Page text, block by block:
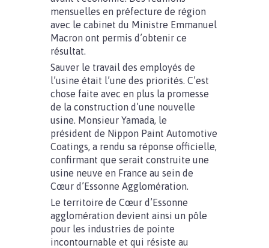
mensuelles en préfecture de région
avec le cabinet du Ministre Emmanuel
Macron ont permis d’obtenir ce
résultat.
Sauver le travail des employés de
l’usine était l’une des priorités. C’est
chose faite avec en plus la promesse
de la construction d’une nouvelle
usine. Monsieur Yamada, le
président de Nippon Paint Automotive
Coatings, a rendu sa réponse officielle,
confirmant que serait construite une
usine neuve en France au sein de
Cœur d’Essonne Agglomération.
Le territoire de Cœur d’Essonne
agglomération devient ainsi un pôle
pour les industries de pointe
incontournable et qui résiste au